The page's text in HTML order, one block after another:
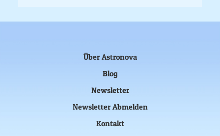
Über Astronova
Blog
Newsletter
Newsletter Abmelden
Kontakt